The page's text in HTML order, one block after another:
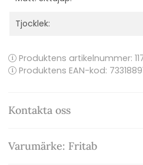
Tjocklek:
Produktens artikelnummer:
Produktens EAN-kod:
Kontakta oss
Varumärke: Fritab